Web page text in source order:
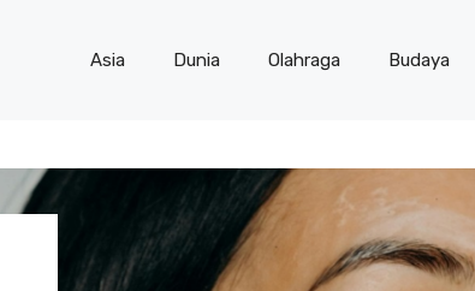
Asia Dunia Olahraga Budaya